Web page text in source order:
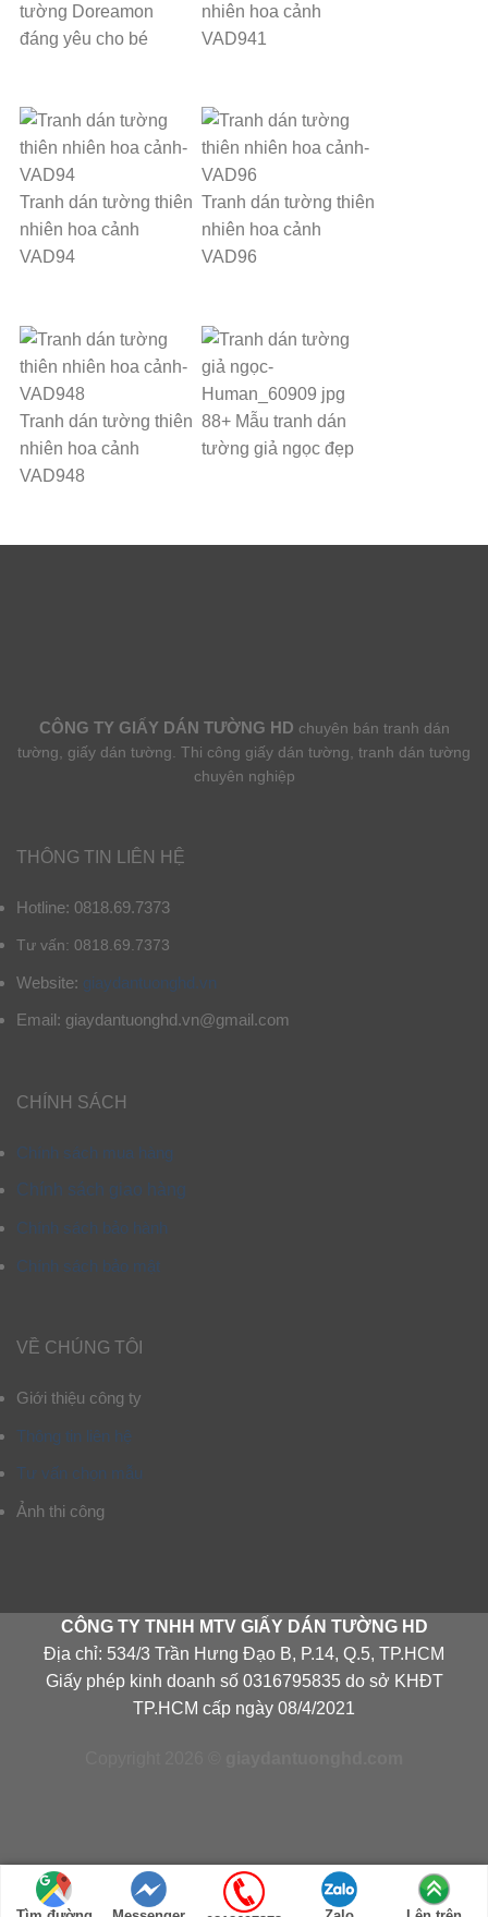
tường Doreamon
đáng yêu cho bé
nhiên hoa cảnh
VAD941
Tranh dán tường thiên
nhiên hoa cảnh
VAD94
Tranh dán tường thiên
nhiên hoa cảnh
VAD96
Tranh dán tường thiên
nhiên hoa cảnh
VAD948
88+ Mẫu tranh dán
tường giả ngọc đẹp
CÔNG TY GIẤY DÁN TƯỜNG HD chuyên bán tranh dán
tường, giấy dán tường. Thi công giấy dán tường, tranh dán tường
chuyên nghiệp
THÔNG TIN LIÊN HỆ
Hotline: 0818.69.7373
Tư vấn: 0818.69.7373
Website: giaydantuonghd.vn
Email: giaydantuonghd.vn@gmail.com
CHÍNH SÁCH
Chính sách mua hàng
Chính sách giao hàng
Chính sách bảo hành
Chính sách bảo mật
VỀ CHÚNG TÔI
Giới thiệu công ty
Thông tin liên hệ
Tư vấn chọn mẫu
Ảnh thi công
CÔNG TY TNHH MTV GIẤY DÁN TƯỜNG HD
Địa chỉ: 534/3 Trần Hưng Đạo B, P.14, Q.5, TP.HCM
Giấy phép kinh doanh số 0316795835 do sở KHĐT
TP.HCM cấp ngày 08/4/2021